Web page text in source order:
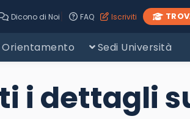
Dicono di Noi| FAQ Iscriviti
Orientamento Sedi Università
i dettagli